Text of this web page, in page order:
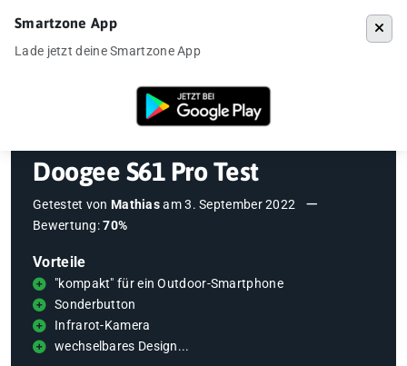
Testberichte Doogee S61 Pro Test
Doogee S61 Pro Test
Getestet von Mathiasam3. September 2022
Bewertung:70%
Vorteile
"kompakt" für ein Outdoor-Smartphone
Sonderbutton
Infrarot-Kamera
wechselbares Design...
Smartzone App
Lade jetzt deine Smartzone App